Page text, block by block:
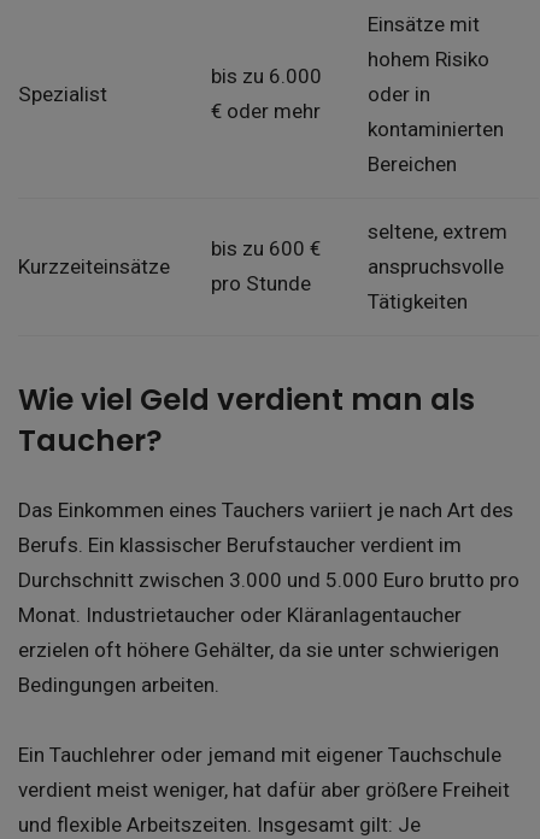
Spezialist
bis zu 6.000
€ oder mehr
Einsätze mit
hohem Risiko
oder in
kontaminierten
Bereichen
Kurzzeiteinsätze
bis zu 600 €
pro Stunde
seltene, extrem
anspruchsvolle
Tätigkeiten
Wie viel Geld verdient man als
Taucher?
Das Einkommen eines Tauchers variiert je nach Art des
Berufs. Ein klassischer Berufstaucher verdient im
Durchschnitt zwischen 3.000 und 5.000 Euro brutto pro
Monat. Industrietaucher oder Kläranlagentaucher
erzielen oft höhere Gehälter, da sie unter schwierigen
Bedingungen arbeiten.
Ein Tauchlehrer oder jemand mit eigener Tauchschule
verdient meist weniger, hat dafür aber größere Freiheit
und flexible Arbeitszeiten. Insgesamt gilt: Je